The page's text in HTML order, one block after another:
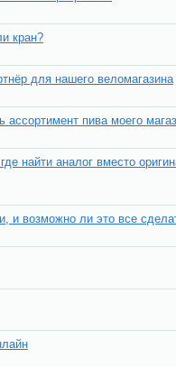
кран?
для нашего веломагазина
ассортимент пива моего
найти аналог вместо
и возможно ли это все